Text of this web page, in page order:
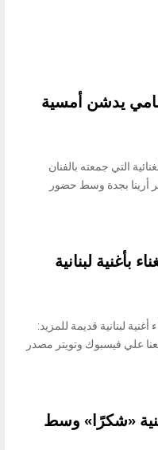
يدشن أمسية
التي جمعته بالفنان
أرينا بجدة وسط حضور
بأغنية لبنانية
لبنانية قديمة للمزيد:
علي فيسبوك وتويتر مصدر
«شكرًا» وسط